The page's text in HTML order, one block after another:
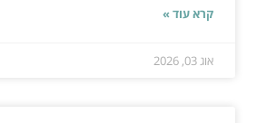
קרא עוד »
אוג 03, 2026